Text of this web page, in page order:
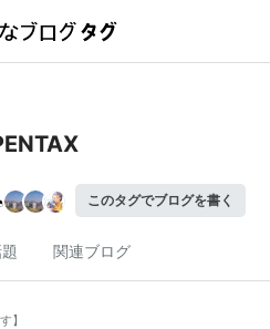
このタグでブログを書く
関連ブログ
】